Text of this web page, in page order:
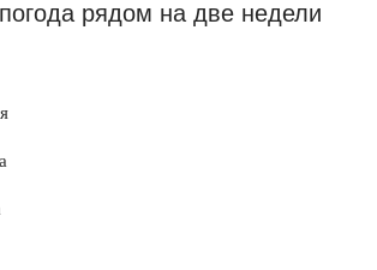
рядомна две недели